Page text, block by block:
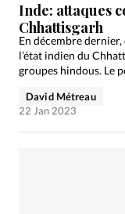
Devise:CHF
RUBRIQUES
Tous les articles
Actualité
Dossier
Inde: attaques
Chhattisgarh
En décembre
l’état indien du
groupes hindous. Le
David Métreau
22 Jan 2023